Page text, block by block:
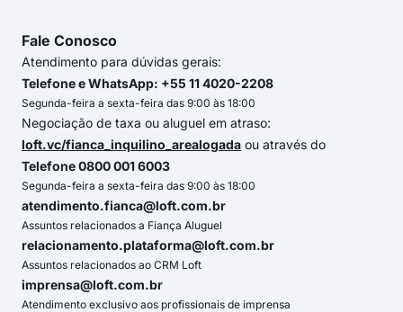
Fale Conosco
Atendimento para dúvidas gerais:
Telefone e WhatsApp: +55 11 4020-2208
Segunda-feira a sexta-feira das 9:00 às 18:00
Negociação de taxa ou aluguel em atraso:
loft.vc/fianca_inquilino_arealogada ou através do
Telefone 0800 001 6003
Segunda-feira a sexta-feira das 9:00 às 18:00
atendimento.fianca@loft.com.br
Assuntos relacionados a Fiança Aluguel
relacionamento.plataforma@loft.com.br
Assuntos relacionados ao CRM Loft
imprensa@loft.com.br
Atendimento exclusivo aos profissionais de imprensa